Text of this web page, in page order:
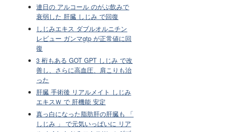
連日の アルコール のがぶ飲みで
衰弱した 肝臓 しじみ で回復
しじみエキス ダブルオルニチン
レビュー ガンマgtp が正常値に回
復
3 桁もある GOT GPT しじみ で改
善し、さらに高血圧、肩こりも治
った
肝臓 手術後 リアルメイト しじみ
エキスＷ で 肝機能 安定
真っ白になった脂肪肝の肝臓も 「
しじみ 」 で元気いっぱいに リア